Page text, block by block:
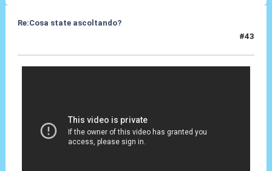
Re:Cosa state ascoltando?
#43